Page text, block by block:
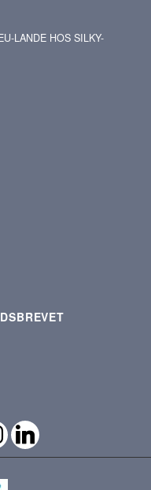
LANDE HOS SILKY-